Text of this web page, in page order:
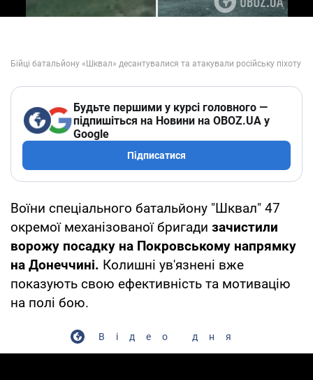
Будьте першими у курсі головного —
підпишіться на Новини на OBOZ.UA у
Google
Підписатися
Воїни спеціального батальйону "Шквал" 47
окремої механізованої бригади зачистили
ворожу посадку на Покровському напрямку
на Донеччині. Колишні ув'язнені вже
показують свою ефективність та мотивацію
на полі бою.
Відео дня